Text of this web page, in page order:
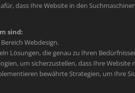
dass Ihre Website in den
sind:
Webdesign.
Lösungen, die genau zu Ihren
um sicherzustellen, dass Ihre
bewährte Strategien, um Ihre